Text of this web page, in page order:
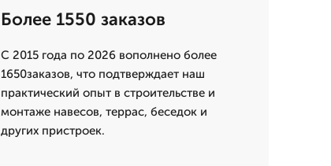
Более 1550 заказов
С 2015 года по 2026 вополнено более
1650заказов, что подтверждает наш
практический опыт в строительстве и
монтаже навесов, террас, беседок и
других пристроек.